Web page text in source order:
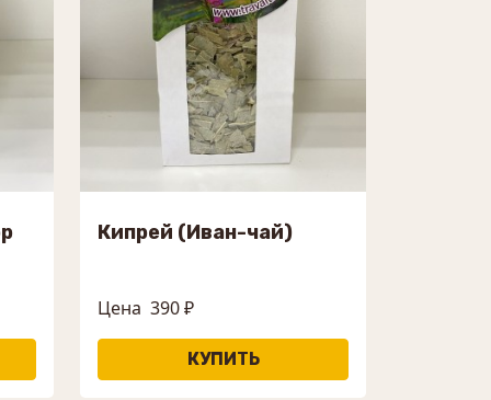
Кипрей (Иван-чай)
Цена 390 ₽